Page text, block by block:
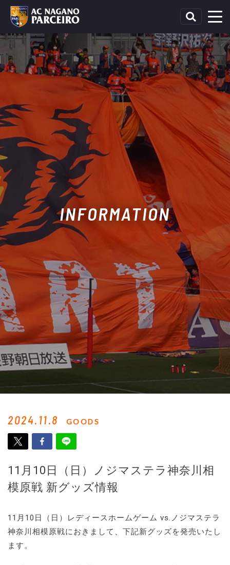
INFORMATION
2024.11.8 GOODS
11月10日（日）ノジマステラ神奈川相
模原戦 新グッズ情報
11月10日（日）レディースホームゲーム vs.ノジマステラ
神奈川相模原戦におきまして、下記新グッズを発売いたし
ます。